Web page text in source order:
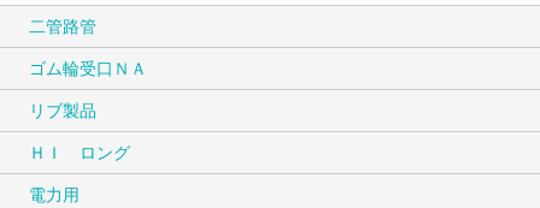
二管路管
ゴム輪受口ＮＡ
リブ製品
ＨＩ ロング
電力用